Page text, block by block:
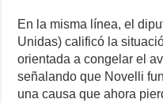
En la misma línea, el
Unidas) calificó la
orientada a congelar el
señalando que Novelli
una causa que ahora